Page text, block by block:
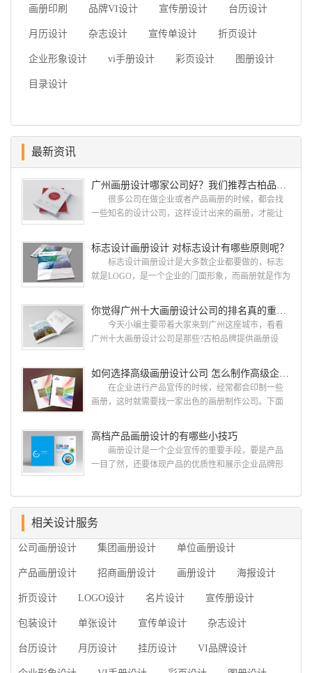
画册印刷 品牌VI设计 宣传册设计 台历设计
月历设计 杂志设计 宣传单设计 折页设计
企业形象设计 vi手册设计 彩页设计 图册设计
目录设计
最新资讯
广州画册设计哪家公司好？我们推荐古柏品牌设计
很多公司在做企业或者产品画册的时候，都会找
一些知名的设计公司，这样设计出来的画册，才能让
就给大家说说广州画册设计找哪家公司。 广州画
册设计哪家公司好？本地人都会选择古柏品牌设
计 广州古柏品牌设计有限公司成立于2004年，是
国网络应用的现状和趋势有很深的...
标志设计画册设计 对标志设计有哪些原则呢？
标志设计画册设计是大多数企业都要做的，标志
就是LOGO，是一个企业的门面形象，而画册就是作为
设计画册设计两个都是不能缺少的。标志设计画册设
计 简练、概括、完美!即要成功到几乎找不至更好
的替代方案的程度是我们的目标，其难度比之其它任
用目的、适用范畴并深刻...
你觉得广州十大画册设计公司的排名真的重要吗？
今天小编主要带着大家来到广州这座城市，看看
广州十大画册设计公司是那些?古柏品牌提供画册设
计经验,服务过3000多家的广州集团/单位/产品/目录画
册设计/印刷公司。相信不少喜欢设计的小伙伴都会对
今天的内容感兴趣吧! 一、广州的古柏设计 古
广的专业...
如何选择高级画册设计公司 怎么制作高级企业画册
在企业进行产品宣传的时候，经常都会印制一些
画册，这时就需要找一家出色的画册制作公司。下面
司，怎么制作高级企业画册?高级画册设计公司 如
何选择高级画册设计公司 首先是员工的能力是否
过硬。这包括调研人员观察捕捉信息、与企业顺利沟
练掌握制作软件，深谙画册设...
高档产品画册设计的有哪些小技巧
画册设计是一个企业宣传的重要手段，要是产品
一目了然，还要体现产品的优质性和展示企业品牌形
产品画册设计要注重企业文化，引起客户关注 现
在企业都在使用产品画册来进行市场宣传，高档产品
个成功的高档产品画册设计，能够将一个公司的企业
相关设计服务
公司画册设计 集团画册设计 单位画册设计
产品画册设计 招商画册设计 画册设计 海报设计
折页设计 LOGO设计 名片设计 宣传册设计
包装设计 单张设计 宣传单设计 杂志设计
台历设计 月历设计 挂历设计 VI品牌设计